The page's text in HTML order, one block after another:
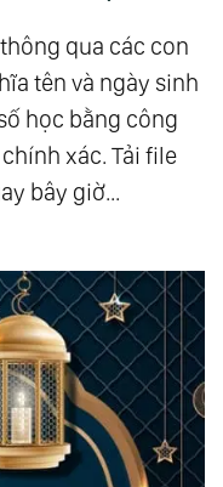
qua các con
tên và ngày sinh
học bằng công
xác. Tải file
bây giờ...